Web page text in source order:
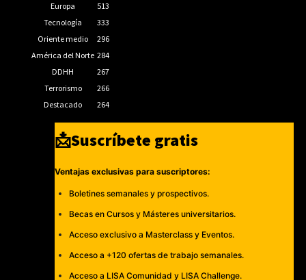
Europa
513
Tecnología
333
Oriente medio
296
América del Norte 284
DDHH
267
Terrorismo
266
Destacado
264
📩Suscríbete gratis
Ventajas exclusivas para suscriptores:
Boletines semanales y prospectivos.
Becas en Cursos y Másteres universitarios.
Acceso exclusivo a Masterclass y Eventos.
Acceso a +120 ofertas de trabajo semanales.
Acceso a LISA Comunidad y LISA Challenge.